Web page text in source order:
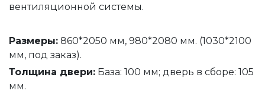
вентиляционной системы.
Размеры: 860*2050 мм, 980*2080 мм. (1030*2100
мм, под заказ).
Толщина двери: База: 100 мм; дверь в сборе: 105
мм.